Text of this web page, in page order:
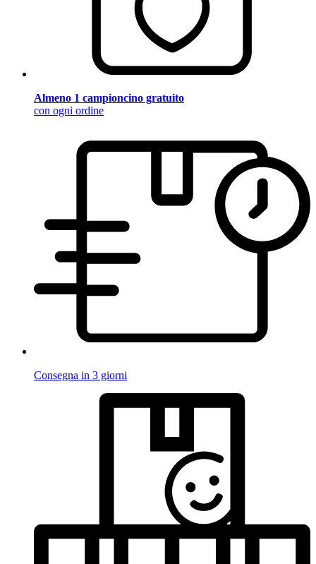
Almeno 1 campioncino gratuito
con ogni ordine
Consegna in 3 giorni